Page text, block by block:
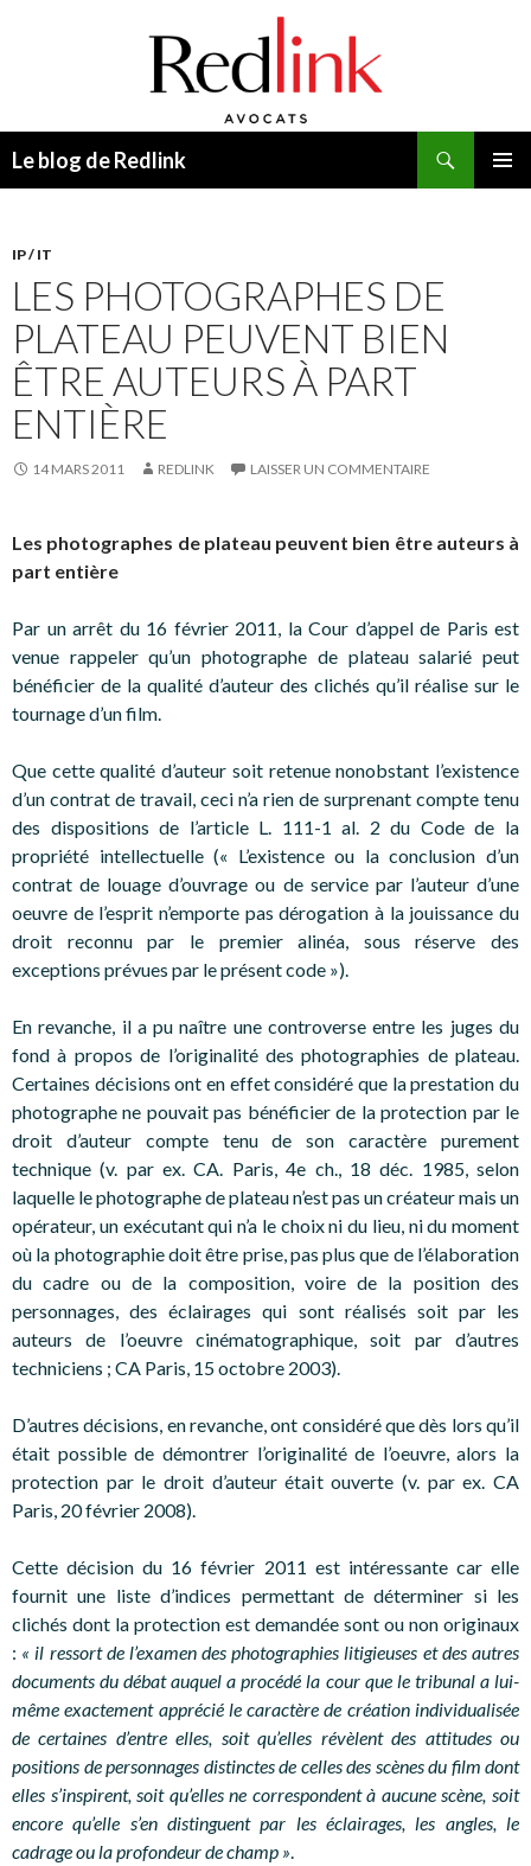
Le blog de Redlink
IP / IT
LES PHOTOGRAPHES DE
PLATEAU PEUVENT BIEN
ÊTRE AUTEURS À PART
ENTIÈRE
14 MARS 2011 REDLINK LAISSER UN COMMENTAIRE
Les photographes de plateau peuvent bien être auteurs à
part entière
Par un arrêt du 16 février 2011, la Cour d’appel de Paris est
venue rappeler qu’un photographe de plateau salarié peut
bénéficier de la qualité d’auteur des clichés qu’il réalise sur le
tournage d’un film.
Que cette qualité d’auteur soit retenue nonobstant l’existence
d’un contrat de travail, ceci n’a rien de surprenant compte tenu
des dispositions de l’article L. 111-1 al. 2 du Code de la
propriété intellectuelle (« L’existence ou la conclusion d’un
contrat de louage d’ouvrage ou de service par l’auteur d’une
oeuvre de l’esprit n’emporte pas dérogation à la jouissance du
droit reconnu par le premier alinéa, sous réserve des
exceptions prévues par le présent code »).
En revanche, il a pu naître une controverse entre les juges du
fond à propos de l’originalité des photographies de plateau.
Certaines décisions ont en effet considéré que la prestation du
photographe ne pouvait pas bénéficier de la protection par le
droit d’auteur compte tenu de son caractère purement
technique (v. par ex. CA. Paris, 4e ch., 18 déc. 1985, selon
laquelle le photographe de plateau n’est pas un créateur mais un
opérateur, un exécutant qui n’a le choix ni du lieu, ni du moment
où la photographie doit être prise, pas plus que de l’élaboration
du cadre ou de la composition, voire de la position des
personnages, des éclairages qui sont réalisés soit par les
auteurs de l’oeuvre cinématographique, soit par d’autres
techniciens ; CA Paris, 15 octobre 2003).
D’autres décisions, en revanche, ont considéré que dès lors qu’il
était possible de démontrer l’originalité de l’oeuvre, alors la
protection par le droit d’auteur était ouverte (v. par ex. CA
Paris, 20 février 2008).
Cette décision du 16 février 2011 est intéressante car elle
fournit une liste d’indices permettant de déterminer si les
clichés dont la protection est demandée sont ou non originaux
: « il ressort de l’examen des photographies litigieuses et des autres
documents du débat auquel a procédé la cour que le tribunal a lui-
même exactement apprécié le caractère de création individualisée
de certaines d’entre elles, soit qu’elles révèlent des attitudes ou
positions de personnages distinctes de celles des scènes du film dont
elles s’inspirent, soit qu’elles ne correspondent à aucune scène, soit
encore qu’elle s’en distinguent par les éclairages, les angles, le
cadrage ou la profondeur de champ ».